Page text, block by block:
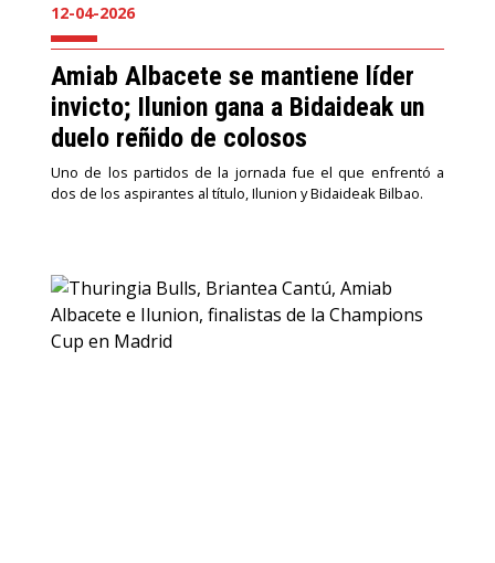
12-04-2026
Amiab Albacete se mantiene líder
invicto; Ilunion gana a Bidaideak un
duelo reñido de colosos
Uno de los partidos de la jornada fue el que enfrentó a
dos de los aspirantes al título, Ilunion y Bidaideak Bilbao.